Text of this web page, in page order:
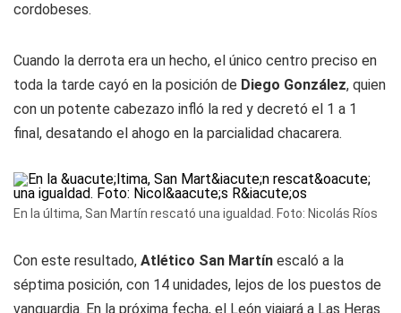
cordobeses.
Cuando la derrota era un hecho, el único centro preciso en
toda la tarde cayó en la posición de Diego González, quien
con un potente cabezazo infló la red y decretó el 1 a 1
final, desatando el ahogo en la parcialidad chacarera.
En la última, San Martín rescató una igualdad. Foto: Nicolás Ríos
Con este resultado, Atlético San Martín escaló a la
séptima posición, con 14 unidades, lejos de los puestos de
vanguardia. En la próxima fecha, el León viajará a Las Heras